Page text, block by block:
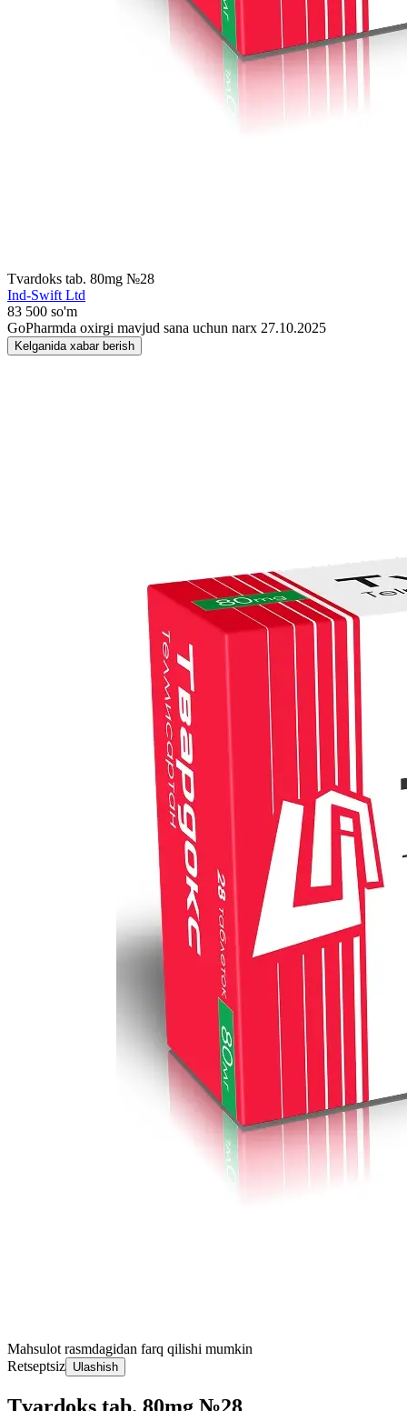
Tvardoks tab. 80mg №28
Ind-Swift Ltd
83 500 so'm
GoPharmda oxirgi mavjud sana uchun narx 27.10.2025
Kelganida xabar berish
Mahsulot rasmdagidan farq qilishi mumkin
Retseptsiz Ulashish